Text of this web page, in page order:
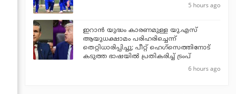
5 hours ago
ഇറാന്‍ യുദ്ധം കാരണമുള്ള യു.എസ്
ആയുധക്ഷാമം പരിഹരിച്ചെന്ന്
തെറ്റിധാരിപ്പിച്ചു; പീറ്റ് ഹെഗ്‌സെത്തിനോട്
കടുത്ത ഭാഷയില്‍ പ്രതികരിച്ച് ട്രംപ്
6 hours ago